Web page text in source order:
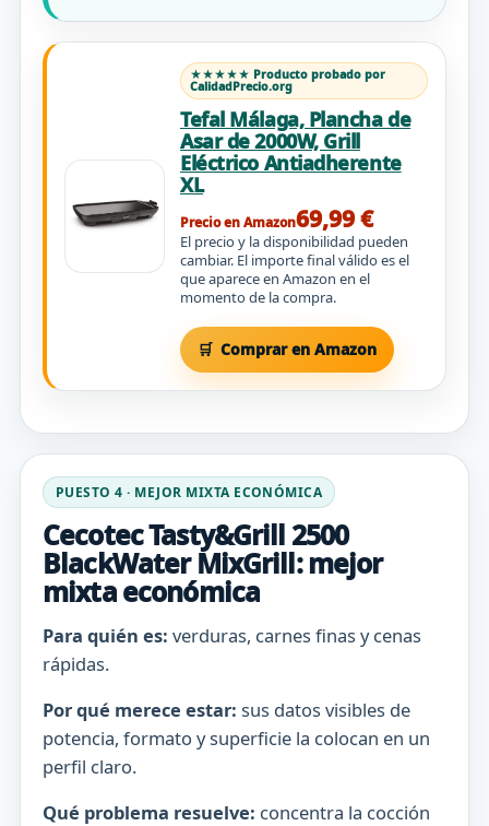
★★★★★ Producto probado por
CalidadPrecio.org
Tefal Málaga, Plancha de
Asar de 2000W, Grill
Eléctrico Antiadherente
XL
Precio en Amazon69,99 €
El precio y la disponibilidad pueden
cambiar. El importe final válido es el
que aparece en Amazon en el
momento de la compra.
Comprar en Amazon
PUESTO 4 · MEJOR MIXTA ECONÓMICA
Cecotec Tasty&Grill 2500
BlackWater MixGrill: mejor
mixta económica
Para quién es: verduras, carnes finas y cenas
rápidas.
Por qué merece estar: sus datos visibles de
potencia, formato y superficie la colocan en un
perfil claro.
Qué problema resuelve: concentra la cocción